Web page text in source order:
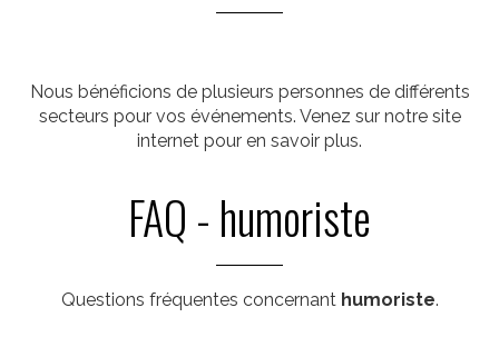
Nous bénéficions de plusieurs personnes de différents
secteurs pour vos événements. Venez sur notre site
internet pour en savoir plus.
FAQ - humoriste
Questions fréquentes concernant humoriste.